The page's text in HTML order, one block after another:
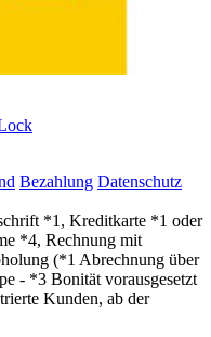
Bezahlung Datenschutz
*1, Kreditkarte *1 oder
*4, Rechnung mit
(*1 Abrechnung über
- *3 Bonität vorausgesetzt
Kunden, ab der